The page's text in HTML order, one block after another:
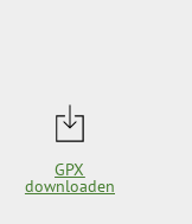
GPX
downloaden